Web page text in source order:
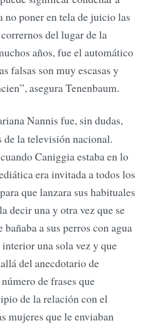
poner en tela de juicio las
del lugar de la
años, fue el automático
falsas son muy escasas y
asegura Tenenbaum.
Nannis fue, sin dudas,
de la televisión nacional.
Caniggia estaba en lo
era invitada a todos los
que lanzara sus habituales
decir una y otra vez que se
a sus perros con agua
una sola vez y que
del anecdotario de
de frases que
de la relación con el
mujeres que le enviaban